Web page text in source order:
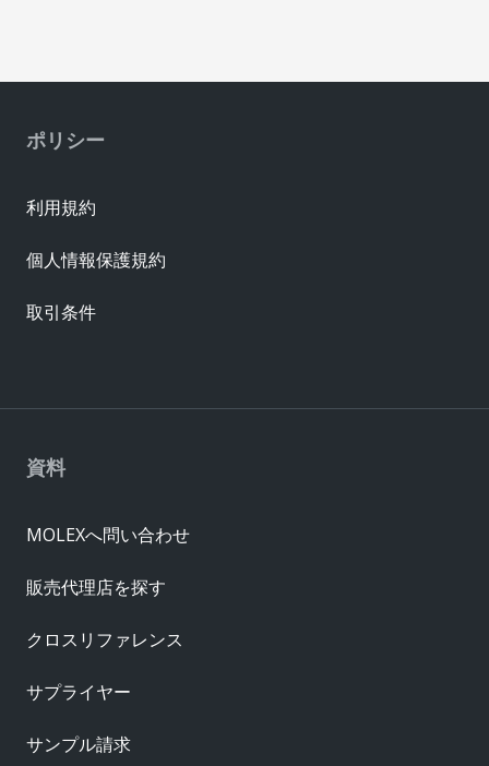
資料
MOLEXへ問い合わせ
販売代理店を探す
クロスリファレンス
サプライヤー
サンプル請求
ポリシー
利用規約
個人情報保護規約
取引条件